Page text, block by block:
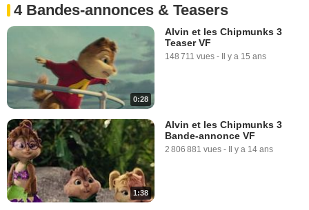
4 Bandes-annonces & Teasers
0:28
Alvin et les Chipmunks 3
Teaser VF
148 711 vues - Il y a 15 ans
1:38
Alvin et les Chipmunks 3
Bande-annonce VF
2 806 881 vues - Il y a 14 ans